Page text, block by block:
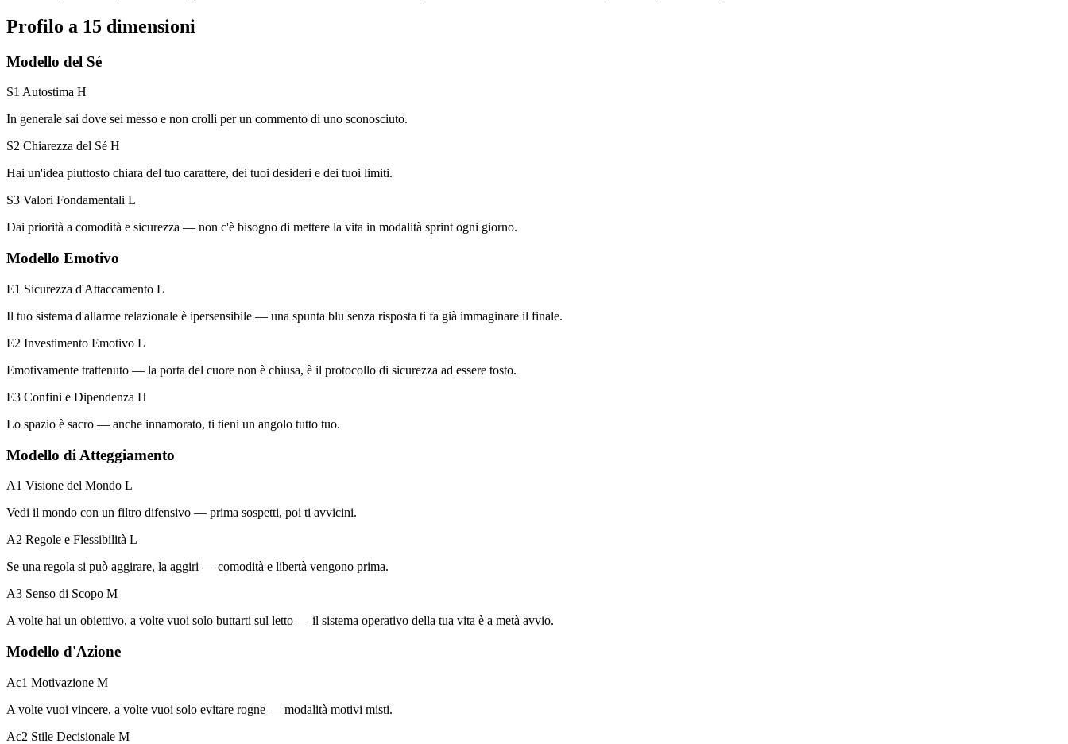
Profilo a 15 dimensioni
Modello del Sé
S1 Autostima H
In generale sai dove sei messo e non crolli per un commento di uno sconosciuto.
S2 Chiarezza del Sé H
Hai un'idea piuttosto chiara del tuo carattere, dei tuoi desideri e dei tuoi limiti.
S3 Valori Fondamentali L
Dai priorità a comodità e sicurezza — non c'è bisogno di mettere la vita in modalità sprint ogni giorno.
Modello Emotivo
E1 Sicurezza d'Attaccamento L
Il tuo sistema d'allarme relazionale è ipersensibile — una spunta blu senza risposta ti fa già immaginare il finale.
E2 Investimento Emotivo L
Emotivamente trattenuto — la porta del cuore non è chiusa, è il protocollo di sicurezza ad essere tosto.
E3 Confini e Dipendenza H
Lo spazio è sacro — anche innamorato, ti tieni un angolo tutto tuo.
Modello di Atteggiamento
A1 Visione del Mondo L
Vedi il mondo con un filtro difensivo — prima sospetti, poi ti avvicini.
A2 Regole e Flessibilità L
Se una regola si può aggirare, la aggiri — comodità e libertà vengono prima.
A3 Senso di Scopo M
A volte hai un obiettivo, a volte vuoi solo buttarti sul letto — il sistema operativo della tua vita è a metà avvio.
Modello d'Azione
Ac1 Motivazione M
A volte vuoi vincere, a volte vuoi solo evitare rogne — modalità motivi misti.
Ac2 Stile Decisionale M